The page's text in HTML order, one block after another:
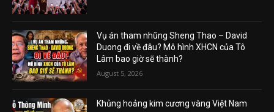
Vụ án tham nhũng Sheng Thao – David
Duong đi về đâu? Mô hình XHCN của Tô
Lâm bao giờ sẽ thành?
August 5, 2026
Khủng hoảng kim cương vàng Việt Nam